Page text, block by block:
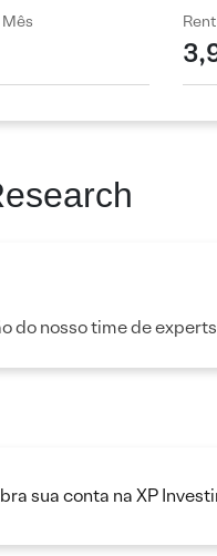
do nosso time de
sua conta na XP